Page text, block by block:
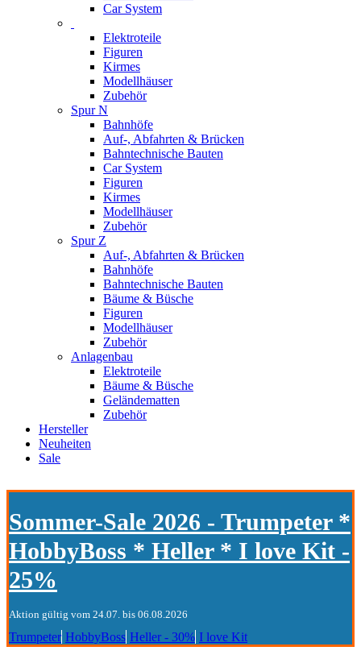
Car System
Elektroteile
Figuren
Kirmes
Modellhäuser
Zubehör
Spur N
Bahnhöfe
Auf-, Abfahrten & Brücken
Bahntechnische Bauten
Car System
Figuren
Kirmes
Modellhäuser
Zubehör
Spur Z
Auf-, Abfahrten & Brücken
Bahnhöfe
Bahntechnische Bauten
Bäume & Büsche
Figuren
Modellhäuser
Zubehör
Anlagenbau
Elektroteile
Bäume & Büsche
Geländematten
Zubehör
Hersteller
Neuheiten
Sale
Sommer-Sale 2026 - Trumpeter *
HobbyBoss * Heller * I love Kit -
25%
Aktion gültig vom 24.07. bis 06.08.2026
Trumpeter HobbyBoss Heller - 30% I love Kit